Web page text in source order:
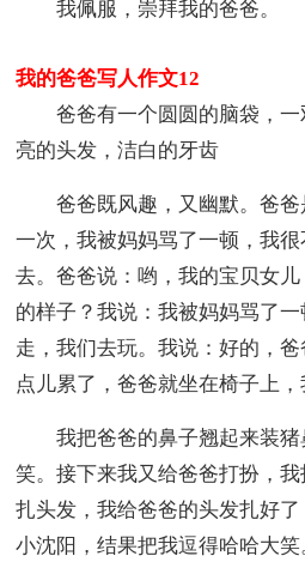
我佩服，崇拜我的爸爸。
我的爸爸写人作文12
爸爸有一个圆圆的脑袋，一
亮的头发，洁白的牙齿
爸爸既风趣，又幽默。爸爸
一次，我被妈妈骂了一顿，我
去。爸爸说：哟，我的宝贝女
的样子？我说：我被妈妈骂了
走，我们去玩。我说：好的，
点儿累了，爸爸就坐在椅子上，
我把爸爸的鼻子翘起来装猪
笑。接下来我又给爸爸打扮，
扎头发，我给爸爸的头发扎好
小沈阳，结果把我逗得哈哈大